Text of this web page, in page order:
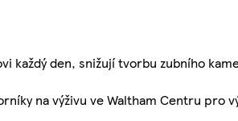
každý den, snižují tvorbu zubního
na výživu ve Waltham Centru pro